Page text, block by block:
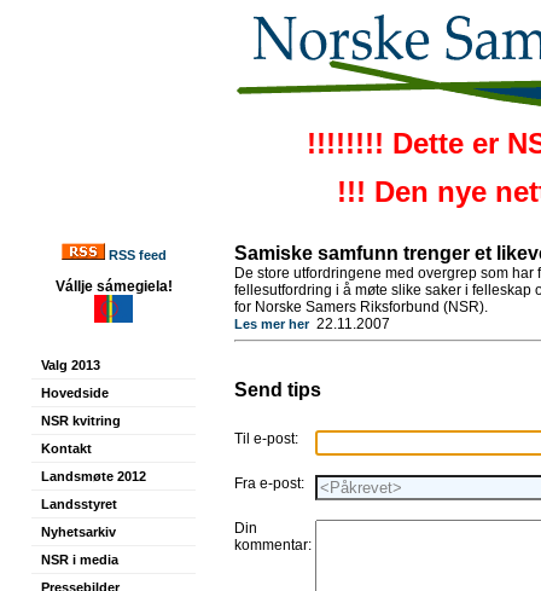
!!!!!!!! Dette er
!!! Den nye
RSS feed
Vállje sámegiela!
Valg 2013
Hovedside
NSR kvitring
Kontakt
Landsmøte 2012
Landsstyret
Nyhetsarkiv
NSR i media
Pressebilder
Samiske samfunn trenger et
De store utfordringene med overgrep som
fellesutfordring i å møte slike saker i felleskap
for Norske Samers Riksforbund (NSR).
Les mer her22.11.2007
Send tips
Til e-post:
Fra e-post:
Din
kommentar: